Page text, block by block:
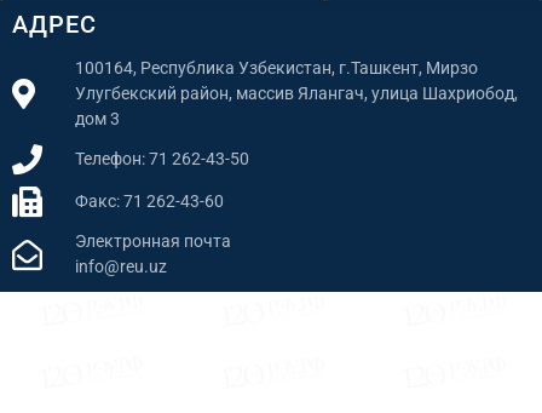
АДРЕС
100164, Республика Узбекистан, г.Ташкент, Мирзо
Улугбекский район, массив Ялангач, улица Шахриобод,
дом 3
Телефон: 71 262-43-50
Факс: 71 262-43-60
Электронная почта
info@reu.uz